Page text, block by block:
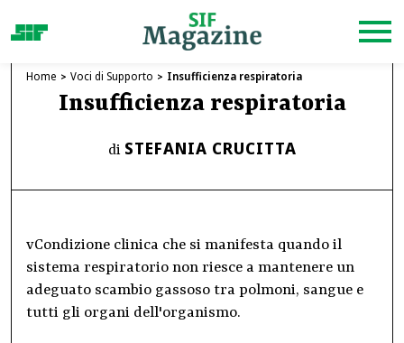
Home Voci di Supporto Insufficienza respiratoria
Insufficienza respiratoria
di STEFANIA CRUCITTA
vCondizione clinica che si manifesta quando il
sistema respiratorio non riesce a mantenere un
adeguato scambio gassoso tra polmoni, sangue e
tutti gli organi dell'organismo.